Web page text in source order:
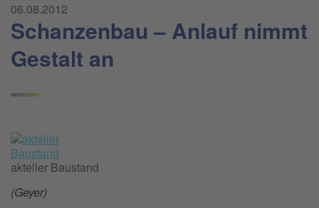
Schanzenbau – Anlauf nimmt
Gestalt an
06.08.2012
akteller Baustand
(Geyer)